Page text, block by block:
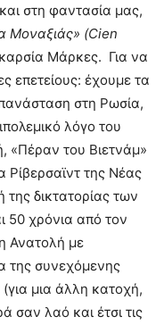
στη φαντασία μας,
Μοναξιάς» (Cien
Μάρκες. Για να
επετείους: έχουμε τα
στη Ρωσία,
λόγο του
«Πέραν του Βιετνάμ»
Ρίβερσαϊντ της Νέας
δικτατορίας των
50 χρόνια από τον
Ανατολή με
της συνεχόμενης
μια άλλη κατοχή,
σαν λαό και έτσι τις